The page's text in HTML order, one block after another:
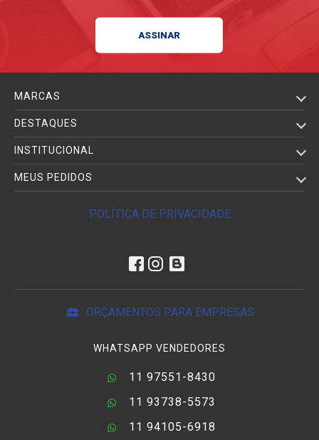
MARCAS
DESTAQUES
INSTITUCIONAL
MEUS PEDIDOS
POLÍTICA DE PRIVACIDADE
ORÇAMENTOS PARA EMPRESAS
WHATSAPP VENDEDORES
11 97551-8430
11 93738-5573
11 94105-6918